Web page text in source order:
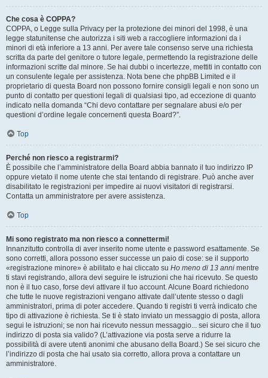
Che cosa è COPPA?
COPPA, o Legge sulla Privacy per la protezione dei minori del 1998, è una
legge statunitense che autorizza i siti web a raccogliere informazioni da i
minori di età inferiore a 13 anni. Per avere tale consenso serve una richiesta
scritta da parte del genitore o tutore legale, permettendo la registrazione delle
informazioni scritte dal minore. Se hai dubbi o incertezze, mettiti in contatto con
un consulente legale per assistenza. Nota bene che phpBB Limited e il
proprietario di questa Board non possono fornire consigli legali e non sono un
punto di contatto per questioni legali di qualsiasi tipo, ad eccezione di quanto
indicato nella domanda “Chi devo contattare per segnalare abusi e/o per
questioni d’ordine legale concernenti questa Board?”.
Top
Perché non riesco a registrarmi?
È possibile che l’amministratore della Board abbia bannato il tuo indirizzo IP
oppure vietato il nome utente che stai tentando di registrare. Può anche aver
disabilitato le registrazioni per impedire ai nuovi visitatori di registrarsi.
Contatta un amministratore per avere assistenza.
Top
Mi sono registrato ma non riesco a connettermi!
Innanzitutto controlla di aver inserito nome utente e password esattamente. Se
sono corretti, allora possono esser successe un paio di cose: se il supporto
«registrazione minore» è abilitato e hai cliccato su Ho meno di 13 anni mentre
ti stavi registrando, allora devi seguire le istruzioni che hai ricevuto. Se questo
non è il tuo caso, forse devi attivare il tuo account. Alcune Board richiedono
che tutte le nuove registrazioni vengano attivate dall’utente stesso o dagli
amministratori, prima di poter accedere. Quando ti registri ti verrà indicato che
tipo di attivazione è richiesta. Se ti è stato inviato un messaggio di posta, allora
segui le istruzioni; se non hai ricevuto nessun messaggio... sei sicuro che il tuo
indirizzo di posta sia valido? (L’attivazione via posta serve a ridurre la
possibilità di avere utenti anonimi che abusano della Board.) Se sei sicuro che
l’indirizzo di posta che hai usato sia corretto, allora prova a contattare un
amministratore.